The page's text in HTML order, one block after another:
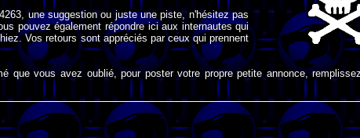
une suggestion ou juste une piste, n'hésitez pas
pouvez également répondre ici aux internautes qui
Vos retours sont appréciés par ceux qui prennent
que vous avez oublié, pour poster votre propre petite annonce,